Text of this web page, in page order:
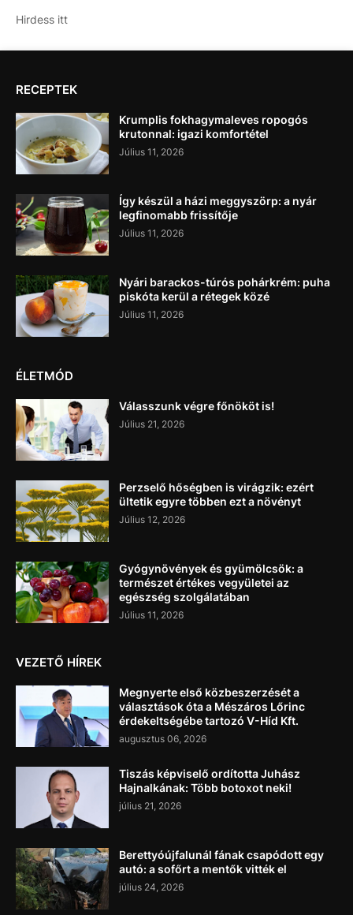
Hirdess itt
RECEPTEK
Krumplis fokhagymaleves ropogós
krutonnal: igazi komfortétel
Július 11, 2026
Így készül a házi meggyszörp: a nyár
legfinomabb frissítője
Július 11, 2026
Nyári barackos-túrós pohárkrém: puha
piskóta kerül a rétegek közé
Július 11, 2026
ÉLETMÓD
Válasszunk végre főnököt is!
Július 21, 2026
Perzselő hőségben is virágzik: ezért
ültetik egyre többen ezt a növényt
Július 12, 2026
Gyógynövények és gyümölcsök: a
természet értékes vegyületei az
egészség szolgálatában
Július 11, 2026
VEZETŐ HÍREK
Megnyerte első közbeszerzését a
választások óta a Mészáros Lőrinc
érdekeltségébe tartozó V-Híd Kft.
augusztus 06, 2026
Tiszás képviselő ordította Juhász
Hajnalkának: Több botoxot neki!
július 21, 2026
Berettyóújfalunál fának csapódott egy
autó: a sofőrt a mentők vitték el
július 24, 2026